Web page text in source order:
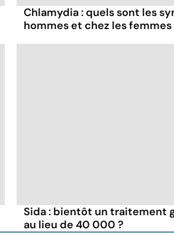
Chlamydia : quels sont les
hommes et chez les femmes
Sida : bientôt un traitement
au lieu de 40 000 ?